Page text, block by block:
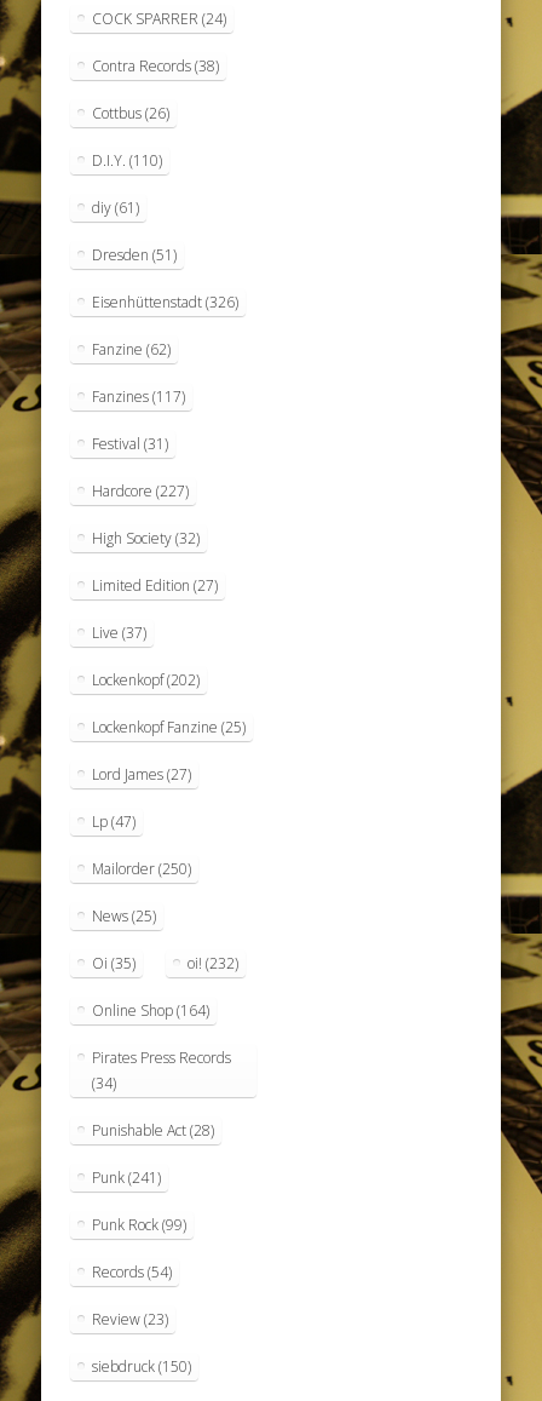
COCK SPARRER (24)
Contra Records(38)
Cottbus(26)
D.I.Y. (110)
diy(61)
Dresden (51)
Eisenhüttenstadt(326)
Fanzine (62)
Fanzines(117)
Festival (31)
Hardcore (227)
High Society(32)
Limited Edition (27)
Live (37)
Lockenkopf(202)
Lockenkopf Fanzine (25)
Lord James(27)
Lp(47)
Mailorder(250)
News(25)
Oi (35) oi! (232)
Online Shop(164)
Pirates Press Records
(34)
Punishable Act(28)
Punk(241)
Punk Rock(99)
Records(54)
Review(23)
siebdruck(150)